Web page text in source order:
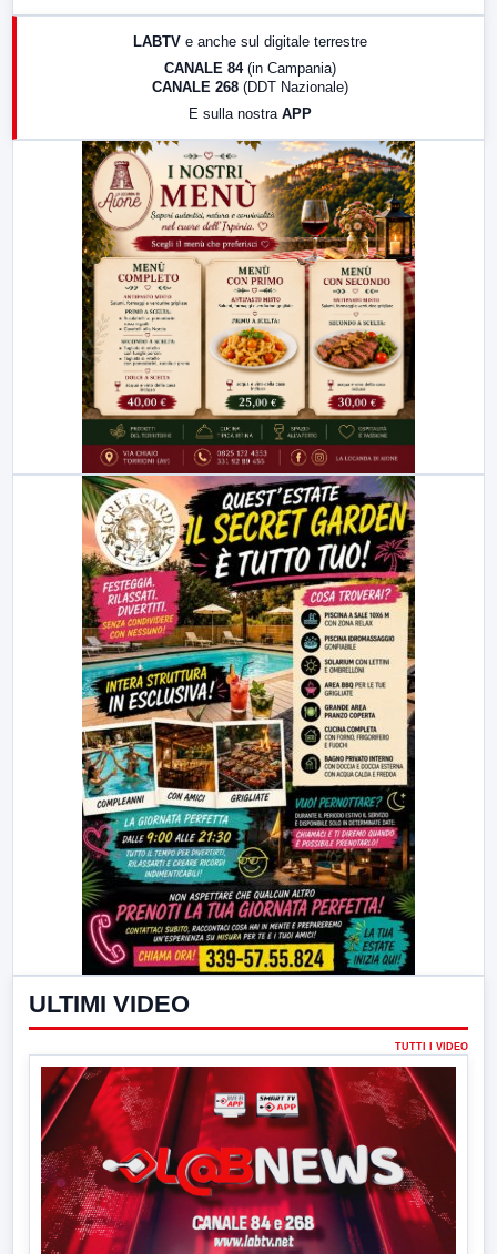
LabNews (replica)
LABTV e anche sul digitale terrestre
CANALE 84 (in Campania)
CANALE 268 (DDT Nazionale)
E sulla nostra APP
ULTIMI VIDEO
TUTTI I VIDEO